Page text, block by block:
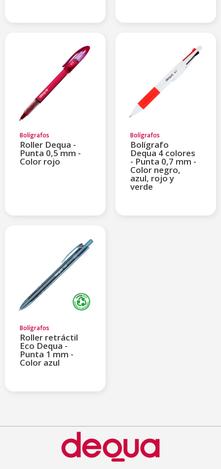
Bolígrafos
Roller Dequa -
Punta 0,5 mm -
Color rojo
Bolígrafos
Bolígrafo
Dequa 4 colores
- Punta 0,7 mm -
Color negro,
azul, rojo y
verde
Bolígrafos
Roller retráctil
Eco Dequa -
Punta 1 mm -
Color azul